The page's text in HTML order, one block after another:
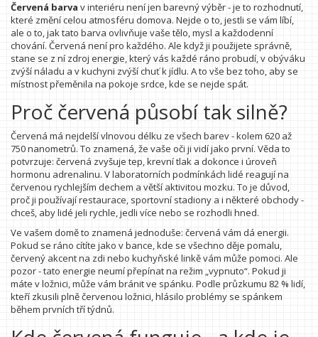
Červená barva v interiéru není jen barevný výběr - je to rozhodnutí,
které změní celou atmosféru domova. Nejde o to, jestli se vám líbí,
ale o to, jak tato barva ovlivňuje vaše tělo, mysl a každodenní
chování. Červená není pro každého. Ale když ji použijete správně,
stane se z ní zdroj energie, který vás každé ráno probudí, v obýváku
zvýší náladu a v kuchyni zvýší chuť k jídlu. A to vše bez toho, aby se
místnost přeměnila na pokoje srdce, kde se nejde spát.
Proč červená působí tak silně?
Červená má nejdelší vlnovou délku ze všech barev - kolem 620 až
750 nanometrů. To znamená, že vaše oči ji vidí jako první. Věda to
potvrzuje: červená zvyšuje tep, krevní tlak a dokonce i úroveň
hormonu adrenalinu. V laboratorních podmínkách lidé reagují na
červenou rychlejším dechem a větší aktivitou mozku. To je důvod,
proč ji používají restaurace, sportovní stadiony a i některé obchody -
chceš, aby lidé jeli rychle, jedli více nebo se rozhodli hned.
Ve vašem domě to znamená jednoduše: červená vám dá energii.
Pokud se ráno cítíte jako v bance, kde se všechno děje pomalu,
červený akcent na zdi nebo kuchyňské linkě vám může pomoci. Ale
pozor - tato energie neumí přepínat na režim „vypnuto“. Pokud ji
máte v ložnici, může vám bránit ve spánku. Podle průzkumu 82 % lidí,
kteří zkusili plně červenou ložnici, hlásilo problémy se spánkem
během prvních tří týdnů.